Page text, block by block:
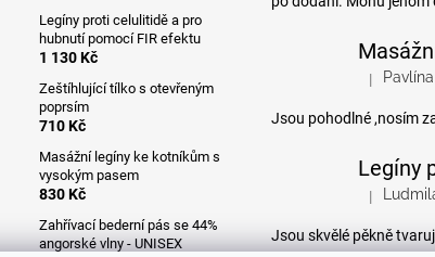
Legíny proti celulitidě a pro
hubnutí pomocí FIR efektu
1 130 Kč
Zeštíhlující tílko s otevřeným
poprsím
710 Kč
Masážní legíny ke kotníkům s
vysokým pasem
830 Kč
Zahřívací bederní pás se 44%
angorské vlny - UNISEX
|
Jsou pohodlné ,nosím
|
Jsou skvělé pěkně